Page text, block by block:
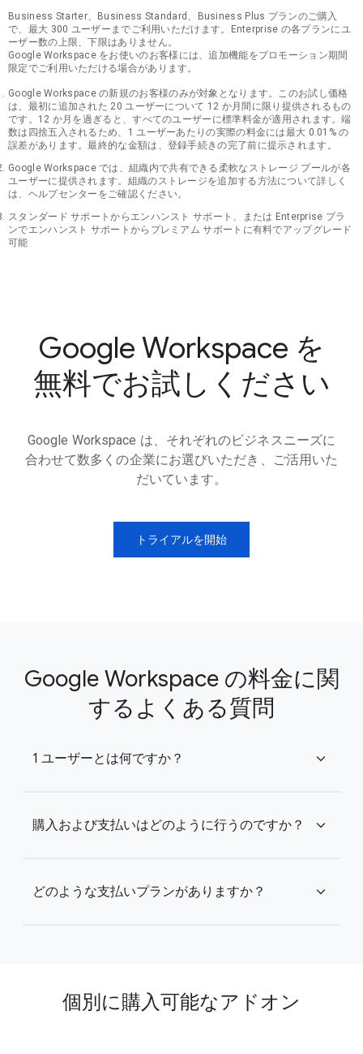
Business Starter、Business Standard、Business Plus プランのご購入
で、最大 300 ユーザーまでご利用いただけます。Enterprise の各プランにユ
ーザー数の上限、下限はありません。
Google Workspace をお使いのお客様には、追加機能をプロモーション期間
限定でご利用いただける場合があります。
Google Workspace の新規のお客様のみが対象となります。このお試し価格
は、最初に追加された 20 ユーザーについて 12 か月間に限り提供されるもの
です。12 か月を過ぎると、すべてのユーザーに標準料金が適用されます。端
数は四捨五入されるため、1 ユーザーあたりの実際の料金には最大 0.01% の
誤差があります。最終的な金額は、登録手続きの完了前に提示されます。
Google Workspace では、組織内で共有できる柔軟なストレージ プールが各
ユーザーに提供されます。組織のストレージを追加する方法について詳しく
は、ヘルプセンターをご確認ください。
スタンダード サポートからエンハンスト サポート、または Enterprise プラ
ンでエンハンスト サポートからプレミアム サポートに有料でアップグレード
可能
Google Workspace を
無料でお試しください
Google Workspace は、それぞれのビジネスニーズに
合わせて数多くの企業にお選びいただき、ご活用いた
だいています。
トライアルを開始
Google Workspace の料金に関
するよくある質問
1 ユーザーとは何ですか？ expand_more
購入および支払いはどのように行うのですか？ expand_more
どのような支払いプランがありますか？ expand_more
個別に購入可能なアドオン